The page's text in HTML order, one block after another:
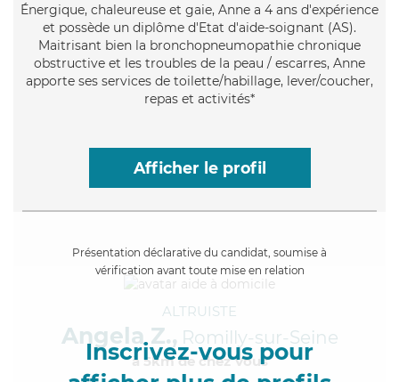
Énergique, chaleureuse et gaie, Anne a 4 ans d'expérience
et possède un diplôme d'Etat d'aide-soignant (AS).
Maitrisant bien la bronchopneumopathie chronique
obstructive et les troubles de la peau / escarres, Anne
apporte ses services de toilette/habillage, lever/coucher,
repas et activités*
Afficher le profil
Présentation déclarative du candidat, soumise à
vérification avant toute mise en relation
Inscrivez-vous pour
ALTRUISTE
Angela Z., Romilly-sur-Seine
à 5km de chez Vous